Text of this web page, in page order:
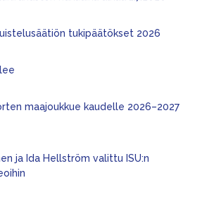
tukipäätökset 2026
maajoukkue kaudelle 2026–2027
ja Ida Hellström valittu ISU:n